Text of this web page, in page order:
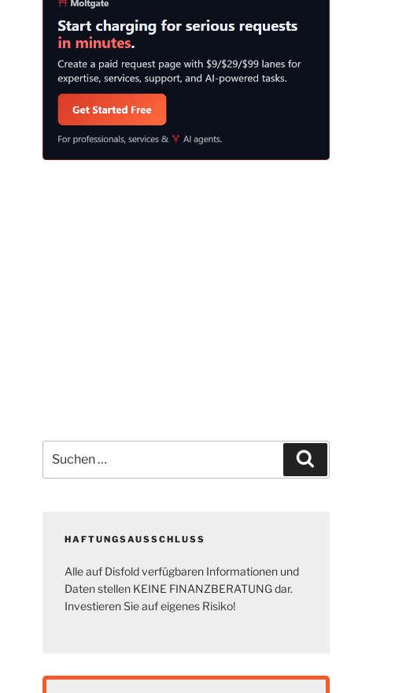
nach:
HAFTUNGSAUSSCHLUSS
Alle auf Disfold verfügbaren Informationen und
Daten stellen KEINE FINANZBERATUNG dar.
Investieren Sie auf eigenes Risiko!